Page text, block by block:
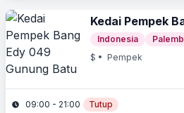
Kedai Pempek
Indonesia
$ • Pempek
09:00 - 21:00 Tutup